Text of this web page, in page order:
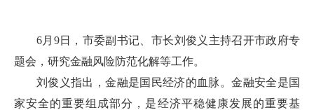
6月9日，市委副书记、市长刘俊义主持召开市政府专
题会，研究金融风险防范化解等工作。
刘俊义指出，金融是国民经济的血脉。金融安全是国
家安全的重要组成部分，是经济平稳健康发展的重要基